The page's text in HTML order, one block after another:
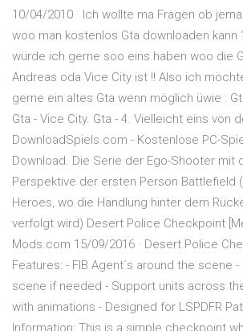
10/04/2010 · Ich wollte ma Fragen ob
woo man kostenlos Gta downloaden kann
würde ich gerne soo eins haben woo die
Andreas oda Vice City ist !! Also ich
gerne ein altes Gta wenn möglich üwie :
Gta - Vice City. Gta - 4. Vielleicht eins von
DownloadSpiels.com - Kostenlose PC-
Download. Die Serie der Ego-Shooter mit
Perspektive der ersten Person Battlefield
Heroes, wo die Handlung hinter dem
verfolgt wird) Desert Police Checkpoint
Mods.com 15/09/2016 · Desert Police
Features: - FIB Agent´s around the scene
scene if needed - Support units across
with animations - Designed for LSPDFR